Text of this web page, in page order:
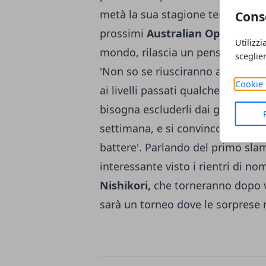
Cookie
metà la sua stagione tennistica.
prossimi Australian Open del
mondo, rilascia un pensiero
'Non so se riusciranno ad
ai livelli passati qualche anno fa
bisogna escluderli dai giochi
settimana, e si convincono dei
battere'. Parlando del primo
interessante visto i rientri di
Nishikori, che torneranno
sarà un torneo dove le sorprese